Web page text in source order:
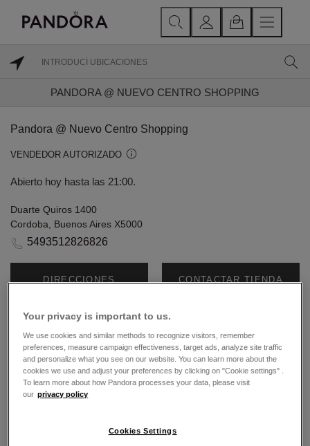
PANDORA @ NUEVO CENTRO SHOPPING
Pandora @ Nuevo Centro Shopping
VENDEDOR AUTORIZADO
Abierto hoy hasta las 21:00.
Duarte Quiros 1400
Cordoba, Buenos Aires X5000
5493512826826
DIRECCIONES CONTACTAR TIENDA
El horario de apertura
Lunes 10:00
Martes
10:00-21:00
Miércoles
10:00-21:00
Jueves
10:00
Viernes
Your privacy is important to us.
We use cookies and similar methods to recognize visitors, remember
preferences, measure campaign effectiveness, target ads, analyze site traffic
and personalize what you see on our website. You can learn more about the
cookies we use and adjust your preferences by clicking on "Cookie settings" .
To learn more about how Pandora processes your data, please visit
our privacy policy
Cookies Settings